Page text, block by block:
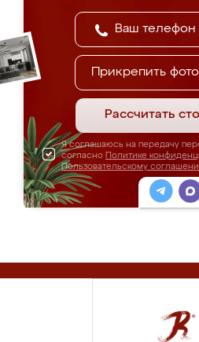
Прикрепить фото
Рассчитать
Я соглашаюсь на передачу
согласно Политике
Пользовательскому